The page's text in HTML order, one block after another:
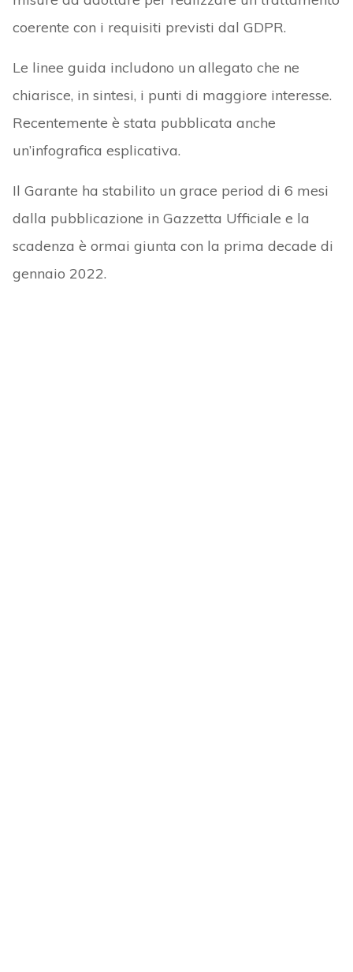
coerente con i requisiti previsti dal GDPR.
Le linee guida includono un allegato che ne
chiarisce, in sintesi, i punti di maggiore interesse.
Recentemente è stata pubblicata anche
un’infografica esplicativa.
Il Garante ha stabilito un grace period di 6 mesi
dalla pubblicazione in Gazzetta Ufficiale e la
scadenza è ormai giunta con la prima decade di
gennaio 2022.